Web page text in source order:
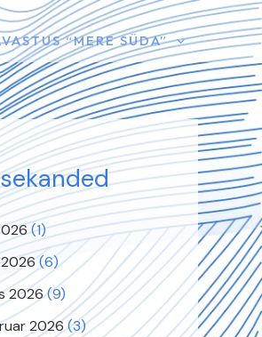
“MERE SÜDA”
(1)
(6)
2026(9)
2026(3)